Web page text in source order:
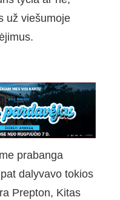
už viešumoje
prabanga
dalyvavo tokios
Prepton, Kitas